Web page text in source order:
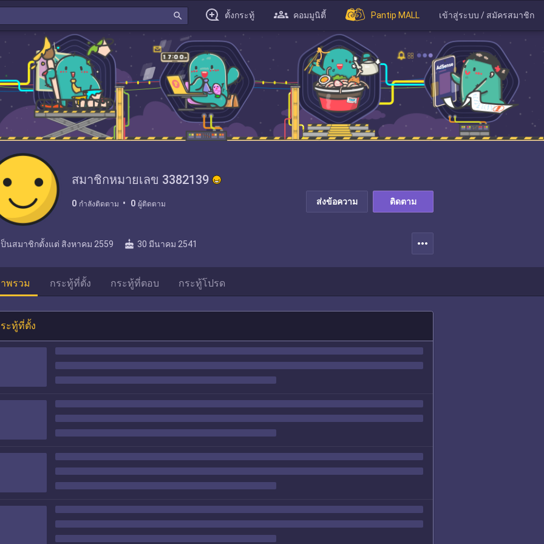
search ตั้งกระทู้ คอมมูนิตี้ Pantip MALL เข้าสู่ระบบ / สมัครสมาชิก
สมาชิกหมายเลข 3382139
0 กำลังติดตาม 0 ผู้ติดตาม ส่งข้อความ ติดตาม
ป็นสมาชิกตั้งแต่ สิงหาคม 2559 cake 30 มีนาคม 2541 more_horiz
พรวม กระทู้ที่ตั้ง กระทู้ที่ตอบ กระทู้โปรด
ะทู้ที่ตั้ง